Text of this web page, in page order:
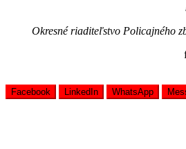
Okresné riaditeľstvo Policajného
Facebook LinkedIn WhatsApp